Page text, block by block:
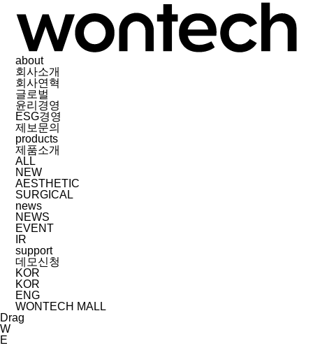
about
회사소개
회사연혁
글로벌
윤리경영
ESG경영
제보문의
products
제품소개
ALL
NEW
AESTHETIC
SURGICAL
news
NEWS
EVENT
IR
support
데모신청
KOR
KOR
ENG
WONTECH MALL
Drag
W
E